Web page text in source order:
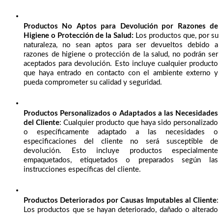
Productos No Aptos para Devolución por Razones de
Higiene o Protección de la Salud: Los productos que, por su
naturaleza, no sean aptos para ser devueltos debido a
razones de higiene o protección de la salud, no podrán ser
aceptados para devolución. Esto incluye cualquier producto
que haya entrado en contacto con el ambiente externo y
pueda comprometer su calidad y seguridad.
Productos Personalizados o Adaptados a las Necesidades
del Cliente: Cualquier producto que haya sido personalizado
o específicamente adaptado a las necesidades o
especificaciones del cliente no será susceptible de
devolución. Esto incluye productos especialmente
empaquetados, etiquetados o preparados según las
instrucciones específicas del cliente.
Productos Deteriorados por Causas Imputables al Cliente:
Los productos que se hayan deteriorado, dañado o alterado